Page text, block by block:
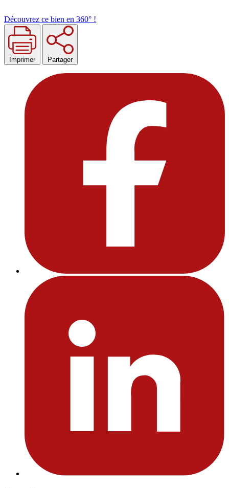
Découvrez ce bien en 360° !
Imprimer Partager